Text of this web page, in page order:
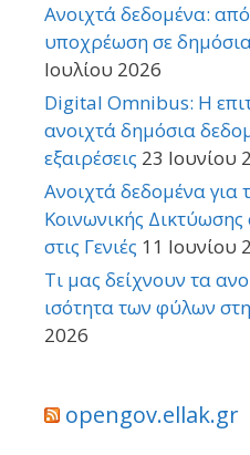
Ανοιχτά δεδομένα: από
υποχρέωση σε
Ιουλίου 2026
Digital Omnibus: Η
ανοιχτά δημόσια
εξαιρέσεις 23 Ιουνίου
Ανοιχτά δεδομένα
Κοινωνικής
στις Γενιές 11 Ιουνίου
Τι μας δείχνουν τα
ισότητα των φύλων
2026
opengov.ellak.gr